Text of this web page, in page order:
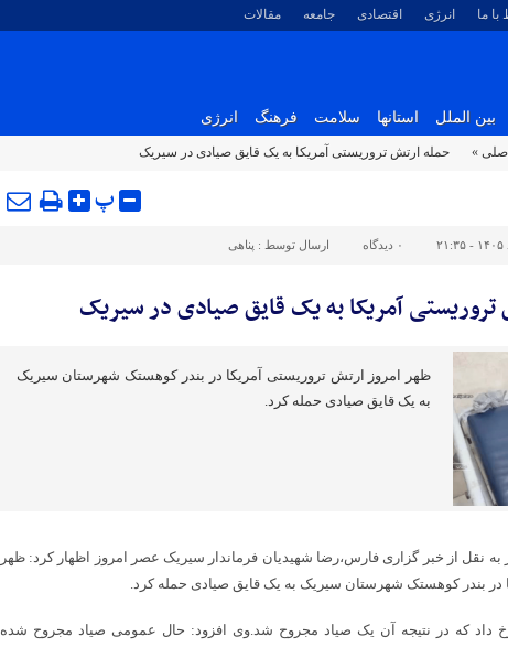
با ما انرژی اقتصادی جامعه مقالات
بین الملل استانها سلامت فرهنگ انرژی
» حمله ارتش تروریستی آمریکا به یک قایق صیادی در سیریک
پ
۰ دیدگاه ارسال توسط : پناهی
تروریستی آمریکا به یک قایق صیادی در سیریک
ظهر امروز ارتش تروریستی آمریکا در بندر کوهستک شهرستان سیریک
به یک قایق صیادی حمله کرد.
به نقل از خبر گزاری فارس،رضا شهیدیان فرماندار سیریک عصر امروز اظهار کرد: ظهر
در بندر کوهستک شهرستان سیریک به یک قایق صیادی حمله کرد.
حمله امروز ساعت ۱۴ رخ داد که در نتیجه آن یک صیاد مجروح شد.وی افزود: حال عمومی صیاد مجروح شده